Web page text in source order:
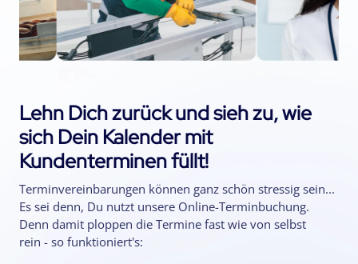
Lehn Dich zurück und sieh zu, wie
sich Dein Kalender mit
Kundenterminen füllt!
Terminvereinbarungen können ganz schön stressig sein...
Es sei denn, Du nutzt unsere Online-Terminbuchung.
Denn damit ploppen die Termine fast wie von selbst
rein - so funktioniert's: